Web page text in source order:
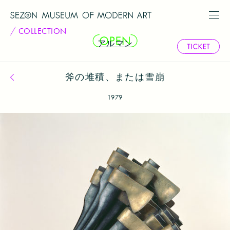
COLLECTION
アルマン
コレクション一覧へ戻る斧の堆積、または雪崩
1979